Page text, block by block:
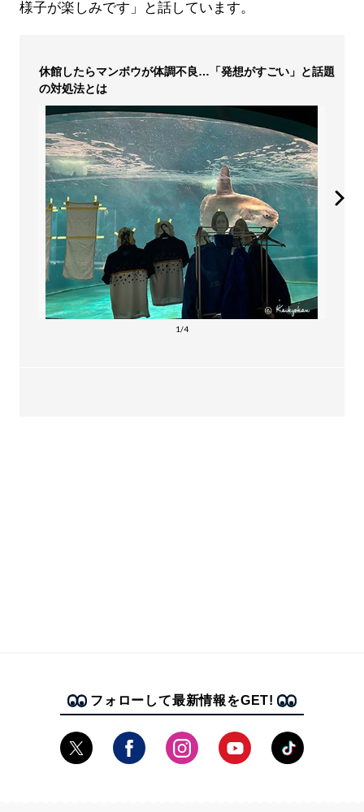
様子が楽しみです」と話しています。
休館したらマンボウが体調不良…「発想がすごい」と話題
の対処法とは
1/4
フォローして最新情報をGET!